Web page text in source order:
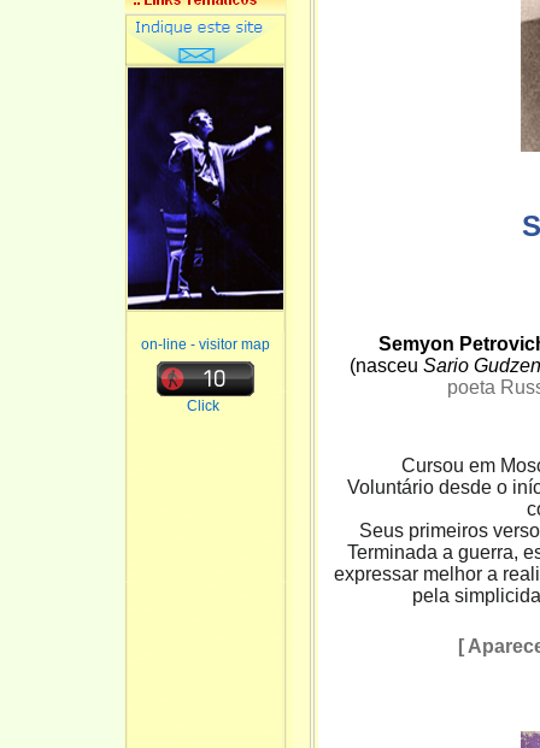
on-line - visitor map
Click
Semyon
(nasceu Sario
poeta
Cursou em
Voluntário desde o
Seus primeiros
Terminada a guerra,
expressar melhor a
pela
[